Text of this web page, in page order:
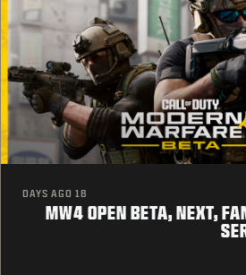
18 DAYS AGO
MW4 OPEN BETA, NEXT,